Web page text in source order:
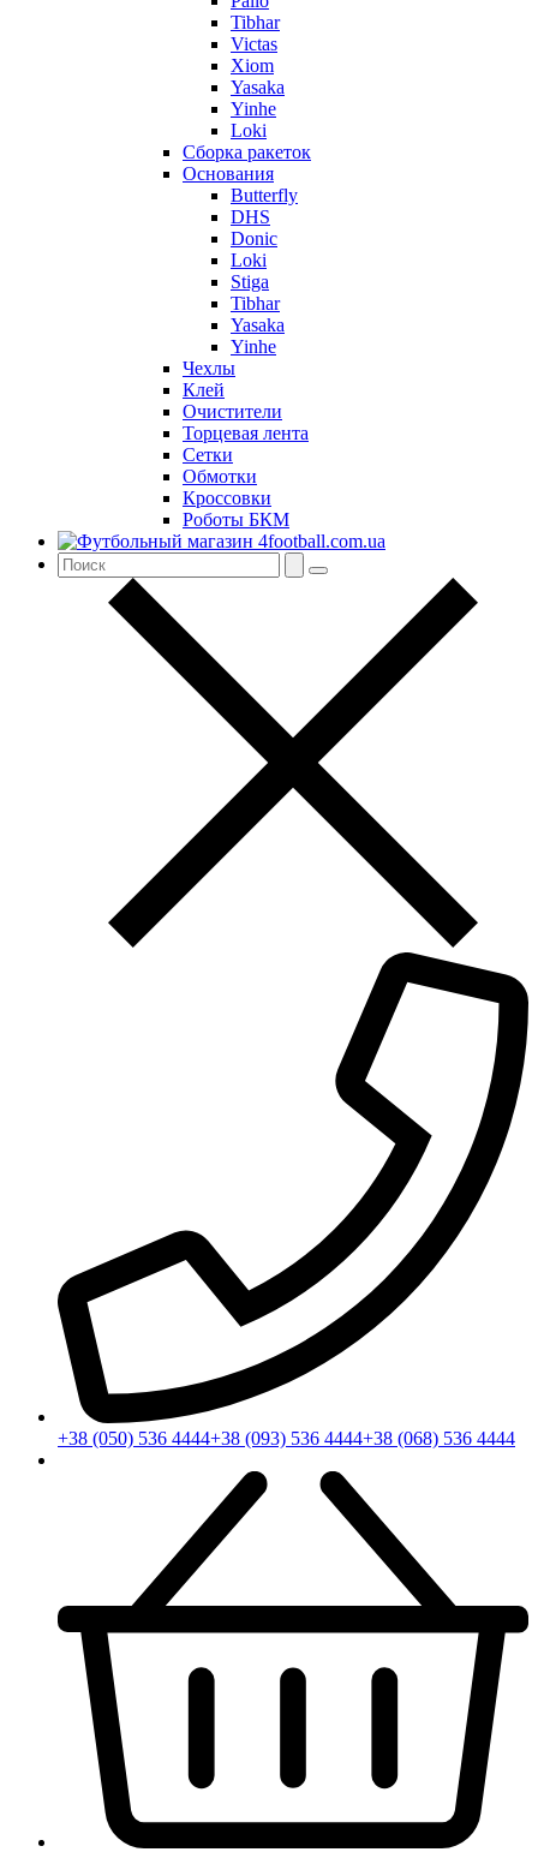
Tibhar
Victas
Xiom
Yasaka
Yinhe
Loki
Сборка ракеток
Основания
Butterfly
DHS
Donic
Loki
Stiga
Tibhar
Yasaka
Yinhe
Чехлы
Клей
Очистители
Торцевая лента
Сетки
Обмотки
Кроссовки
Роботы БКМ
+38 (050) 536 4444+38 (093) 536 4444+38 (068) 536 4444